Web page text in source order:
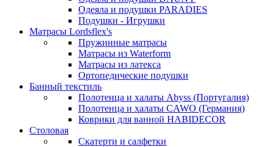
Одеяла и подушки PARADIES
Подушки - Игрушки
Матрасы Lordsflex's
Пружинные матрасы
Матрасы из Waterform
Матрасы из латекса
Ортопедические подушки
Банный текстиль
Полотенца и халаты Abyss (Португалия)
Полотенца и халаты CAWO (Германия)
Коврики для ванной HABIDECOR
Столовая
Скатерти и салфетки